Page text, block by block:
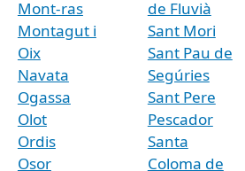
Mont-ras
Montagut i
Oix
Navata
Ogassa
Olot
Ordis
Osor
de Fluvià
Sant Mori
Sant Pau de
Segúries
Sant Pere
Pescador
Santa
Coloma de